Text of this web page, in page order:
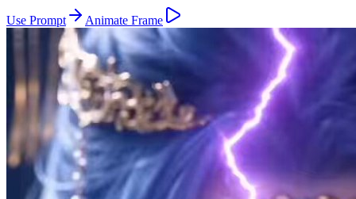
Use Prompt Animate Frame